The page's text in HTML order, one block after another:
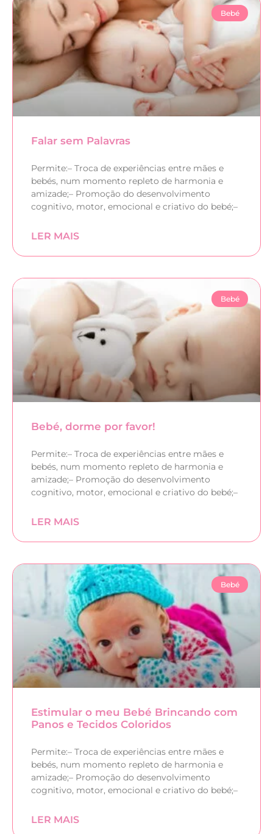
Bebé
Falar sem Palavras
Permite:– Troca de experiências entre mães e
bebés, num momento repleto de harmonia e
amizade;– Promoção do desenvolvimento
cognitivo, motor, emocional e criativo do bebé;–
LER MAIS
Bebé
Bebé, dorme por favor!
Permite:– Troca de experiências entre mães e
bebés, num momento repleto de harmonia e
amizade;– Promoção do desenvolvimento
cognitivo, motor, emocional e criativo do bebé;–
LER MAIS
Bebé
Estimular o meu Bebé Brincando com
Panos e Tecidos Coloridos
Permite:– Troca de experiências entre mães e
bebés, num momento repleto de harmonia e
amizade;– Promoção do desenvolvimento
cognitivo, motor, emocional e criativo do bebé;–
LER MAIS